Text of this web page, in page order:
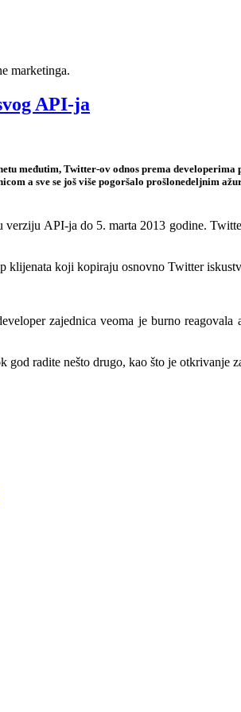
marketinga.
API-ja
međutim, Twitter-ov odnos prema developerima
a sve se još više pogoršalo prošlonedeljnim
API-ja do 5. marta 2013 godine.
klijenata koji kopiraju osnovno Twitter
zajednica veoma je burno
radite nešto drugo, kao što je otkrivanje